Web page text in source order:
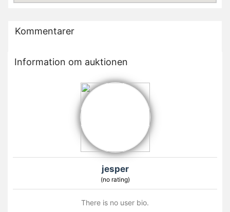
Kommentarer
Information om auktionen
jesper
(no rating)
There is no user bio.